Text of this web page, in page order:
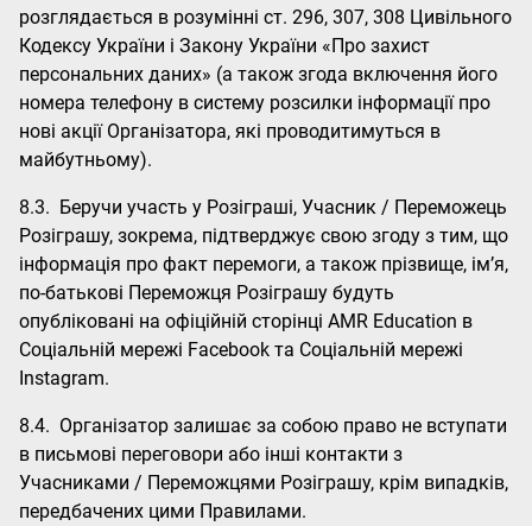
розглядається в розумінні ст. 296, 307, 308 Цивільного
Кодексу України і Закону України «Про захист
персональних даних» (а також згода включення його
номера телефону в систему розсилки інформації про
нові акції Організатора, які проводитимуться в
майбутньому).
8.3. Беручи участь у Розіграші, Учасник / Переможець
Розіграшу, зокрема, підтверджує свою згоду з тим, що
інформація про факт перемоги, а також прізвище, ім’я,
по-батькові Переможця Розіграшу будуть
опубліковані на офіційній сторінці AMR Education в
Соціальній мережі Facebook та Соціальній мережі
Instagram.
8.4. Організатор залишає за собою право не вступати
в письмові переговори або інші контакти з
Учасниками / Переможцями Розіграшу, крім випадків,
передбачених цими Правилами.